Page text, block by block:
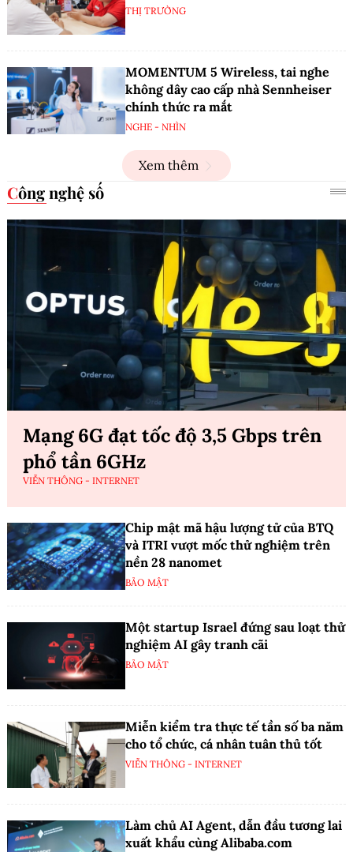
THỊ TRƯỜNG
MOMENTUM 5 Wireless, tai nghe
không dây cao cấp nhà Sennheiser
chính thức ra mắt
NGHE - NHÌN
Xem thêm
Công nghệ số
Mạng 6G đạt tốc độ 3,5 Gbps trên
phổ tần 6GHz
VIỄN THÔNG - INTERNET
Chip mật mã hậu lượng tử của BTQ
và ITRI vượt mốc thử nghiệm trên
nền 28 nanomet
BẢO MẬT
Một startup Israel đứng sau loạt thử
nghiệm AI gây tranh cãi
BẢO MẬT
Miễn kiểm tra thực tế tần số ba năm
cho tổ chức, cá nhân tuân thủ tốt
VIỄN THÔNG - INTERNET
Làm chủ AI Agent, dẫn đầu tương lai
xuất khẩu cùng Alibaba.com